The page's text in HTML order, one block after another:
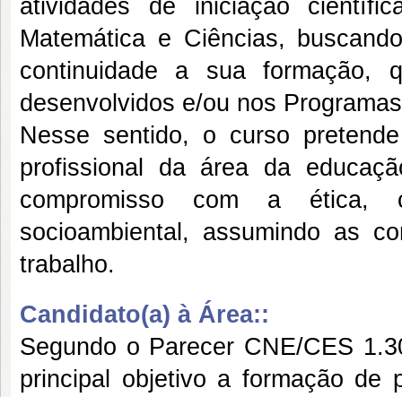
atividades de iniciação
Matemática e Ciências,
continuidade a sua formação,
desenvolvidos e/ou nos
Nesse sentido, o curso
profissional da área da
compromisso com a ética,
socioambiental, assumindo as
trabalho.
Candidato(a) à Área::
Segundo o Parecer CNE/CES
principal objetivo a formação de